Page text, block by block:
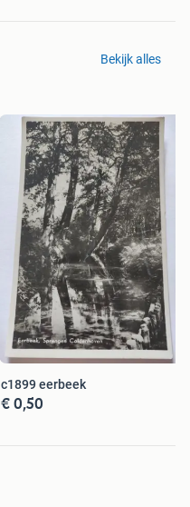
Bekijk alles
c1899 eerbeek
€ 0,50